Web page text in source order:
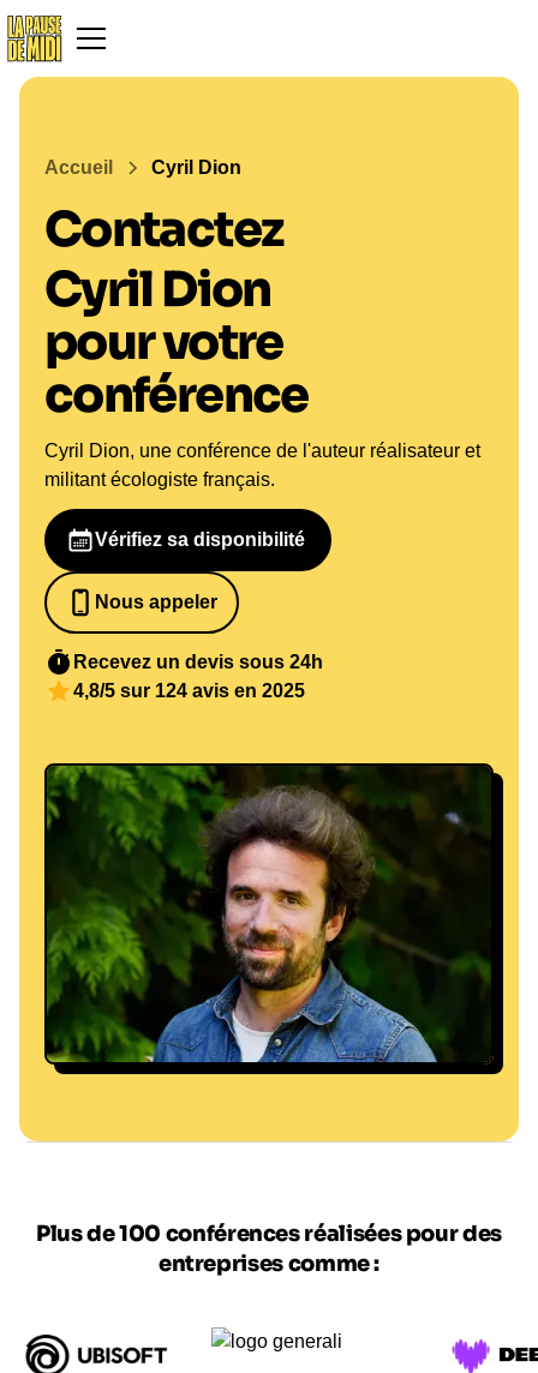
Accueil Cyril Dion
Contactez
Cyril Dion
pour votre
conférence
Cyril Dion, une conférence de l'auteur réalisateur et
militant écologiste français.
Vérifiez sa disponibilité
Nous appeler
0652698481
Recevez un devis sous 24h
4,8/5 sur 124 avis en 2025
@ F. BROCHOIRE
Plus de 100 conférences réalisées pour des
entreprises comme :